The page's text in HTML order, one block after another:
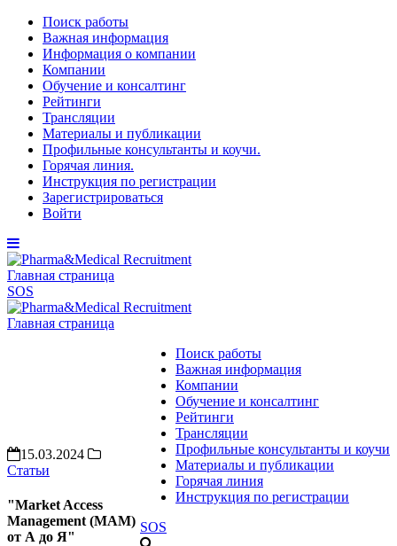
Поиск работы
Важная информация
Информация о компании
Компании
Обучение и консалтинг
Рейтинги
Трансляции
Материалы и публикации
Профильные консультанты и коучи.
Горячая линия.
Инструкция по регистрации
Зарегистрироваться
Войти
Главная страница
SOS
Главная страница
Поиск работы
Важная информация
Компании
Обучение и консалтинг
Рейтинги
Трансляции
Профильные консультанты и коучи
Материалы и публикации
Горячая линия
Инструкция по регистрации
SOS
15.03.2024
Статьи
"Market Access
Management (MAM)
от А до Я"